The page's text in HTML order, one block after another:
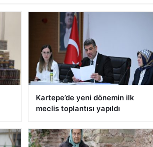
Kartepe’de yeni dönemin ilk
meclis toplantısı yapıldı